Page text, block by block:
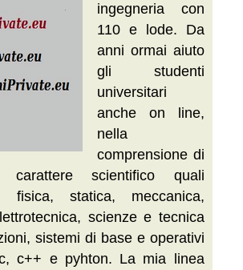
ingegneria con
110 e lode. Da
anni ormai aiuto
gli studenti
universitari
anche on line,
nella
comprensione di
scientifico quali
fisica, statica, meccanica,
scienze e tecnica
sistemi di base e operativi
c++ e pyhton. La mia linea